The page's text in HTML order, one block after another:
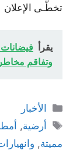
تخطّـى الإعلان
يقرأ فيضانات
وتفاقم
التصنيفات
الأخبار
الوسوم
أرضية,
مميتة,